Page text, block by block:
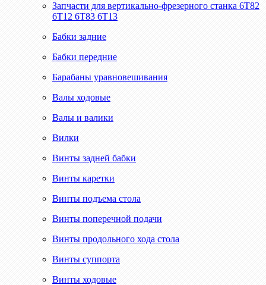
Запчасти для вертикально-фрезерного станка 6Т82
6Т12 6Т83 6Т13
Бабки задние
Бабки передние
Барабаны уравновешивания
Валы ходовые
Валы и валики
Вилки
Винты задней бабки
Винты каретки
Винты подъема стола
Винты поперечной подачи
Винты продольного хода стола
Винты суппорта
Винты ходовые